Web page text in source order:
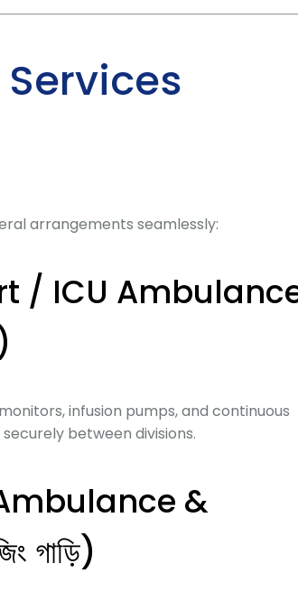
arrangements seamlessly:
/ ICU
infusion pumps,and continuous
between divisions.
&
গাড়ি)